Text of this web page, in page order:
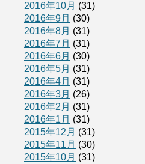
2016年10月 (31)
2016年9月 (30)
2016年8月 (31)
2016年7月 (31)
2016年6月 (30)
2016年5月 (31)
2016年4月 (31)
2016年3月 (26)
2016年2月 (31)
2016年1月 (31)
2015年12月 (31)
2015年11月 (30)
2015年10月 (31)